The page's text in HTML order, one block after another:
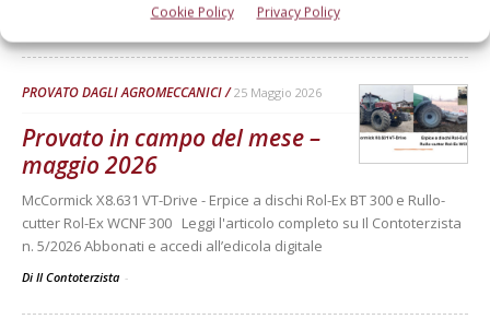
Cookie Policy Privacy Policy
PROVATO DAGLI AGROMECCANICI 25 Maggio 2026
Provato in campo del mese –
maggio 2026
McCormick X8.631 VT-Drive - Erpice a dischi Rol-Ex BT 300 e Rullo-
cutter Rol-Ex WCNF 300 Leggi l'articolo completo su Il Contoterzista
n. 5/2026 Abbonati e accedi all’edicola digitale
Di Il Contoterzista -